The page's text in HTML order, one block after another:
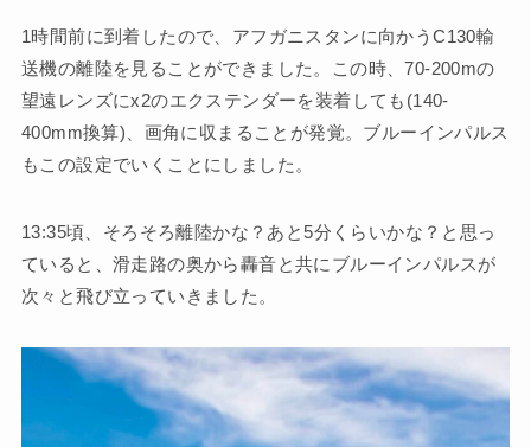
1時間前に到着したので、アフガニスタンに向かうC130輸
送機の離陸を見ることができました。この時、70-200mの
望遠レンズにx2のエクステンダーを装着しても(140-
400mm換算)、画角に収まることが発覚。ブルーインパルス
もこの設定でいくことにしました。
13:35頃、そろそろ離陸かな？あと5分くらいかな？と思っ
ていると、滑走路の奥から轟音と共にブルーインパルスが
次々と飛び立っていきました。